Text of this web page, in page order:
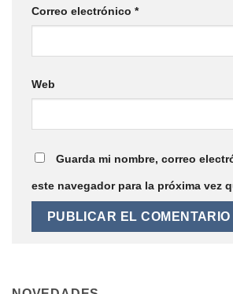
Correo electrónico *
Web
Guarda mi nombre, correo
este navegador para la próxima vez